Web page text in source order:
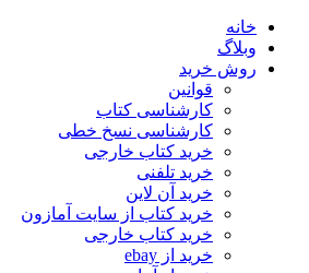
خانه
وبلاگ
روش خرید
قوانین
کارشناسی کتاب
کارشناسی نسخ خطی
خرید کتاب خارجی
خرید تلفنی
خرید آن لاین
خرید کتاب از سایت آمازون
خرید کتاب خارجی
خرید از ebay